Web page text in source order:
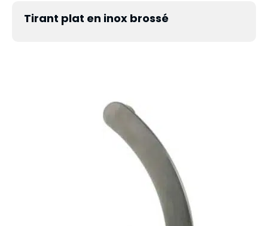
Tirant plat en inox brossé